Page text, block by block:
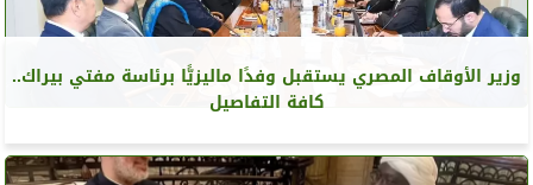
وزير الأوقاف المصري يستقبل وفدًا ماليزيًّا برئاسة مفتي بيراك..
كافة التفاصيل